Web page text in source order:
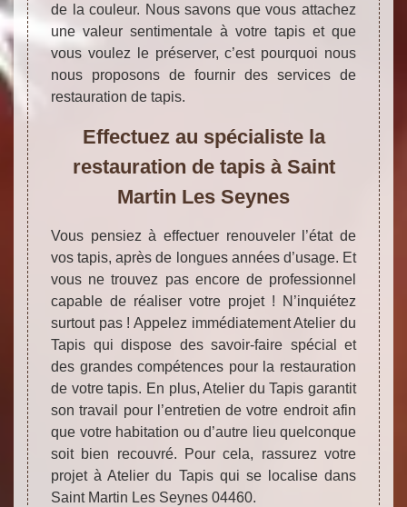
de la couleur. Nous savons que vous attachez
une valeur sentimentale à votre tapis et que
vous voulez le préserver, c’est pourquoi nous
nous proposons de fournir des services de
restauration de tapis.
Effectuez au spécialiste la
restauration de tapis à Saint
Martin Les Seynes
Vous pensiez à effectuer renouveler l’état de
vos tapis, après de longues années d’usage. Et
vous ne trouvez pas encore de professionnel
capable de réaliser votre projet ! N’inquiétez
surtout pas ! Appelez immédiatement Atelier du
Tapis qui dispose des savoir-faire spécial et
des grandes compétences pour la restauration
de votre tapis. En plus, Atelier du Tapis garantit
son travail pour l’entretien de votre endroit afin
que votre habitation ou d’autre lieu quelconque
soit bien recouvré. Pour cela, rassurez votre
projet à Atelier du Tapis qui se localise dans
Saint Martin Les Seynes 04460.